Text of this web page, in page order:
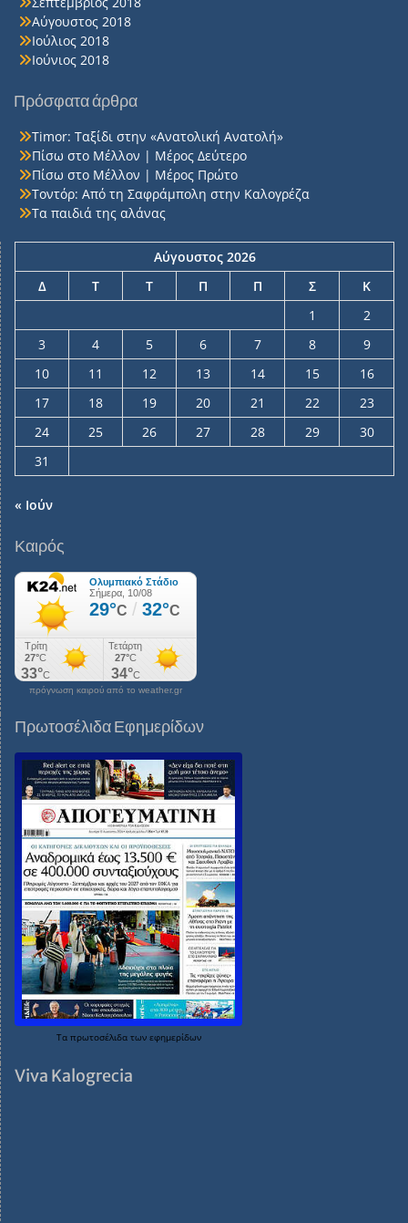
Αύγουστος 2018
Ιούλιος 2018
Ιούνιος 2018
Πρόσφατα άρθρα
Timor: Ταξίδι στην «Ανατολική Ανατολή»
Πίσω στο Μέλλον | Μέρος Δεύτερο
Πίσω στο Μέλλον | Μέρος Πρώτο
Τοντόρ: Από τη Σαφράμπολη στην Καλογρέζα
Τα παιδιά της αλάνας
Αύγουστος 2026
Δ
Τ Τ Π Π Σ
Κ
1
2
3
4 5 6 7 8
9
10
11 12 13 14 15
16
17
18 19 20 21 22
23
24
25 26 27 28 29
30
31
« Ιούν
Καιρός
πρόγνωση καιρού από το weather.gr
Πρωτοσέλιδα Εφημερίδων
Τα πρωτοσέλιδα των εφημερίδων
Viva Kalogrecia